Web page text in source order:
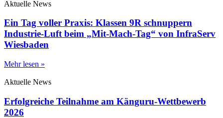
Aktuelle News
Ein Tag voller Praxis: Klassen 9R schnuppern
Industrie-Luft beim „Mit-Mach-Tag“ von InfraServ
Wiesbaden
Mehr lesen »
Aktuelle News
Erfolgreiche Teilnahme am Känguru-Wettbewerb
2026